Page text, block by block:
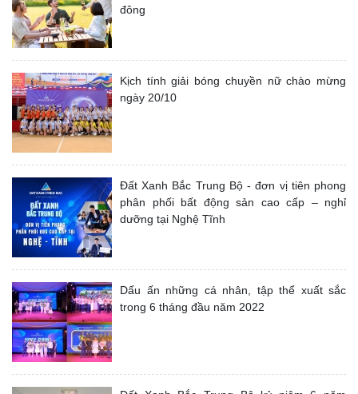
đông
Kịch tính giải bóng chuyền nữ chào mừng
ngày 20/10
Đất Xanh Bắc Trung Bộ - đơn vị tiên phong
phân phối bất động sản cao cấp – nghỉ
dưỡng tại Nghệ Tĩnh
Dấu ấn những cá nhân, tập thể xuất sắc
trong 6 tháng đầu năm 2022